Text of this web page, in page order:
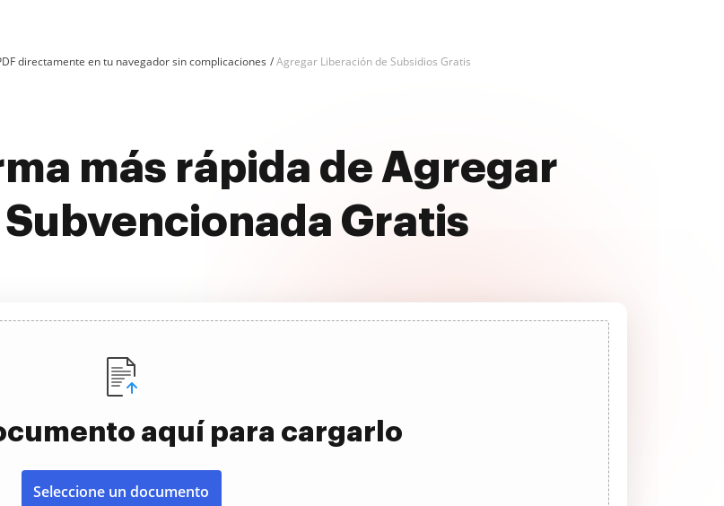
directamente en tu navegador sin complicaciones Agregar Liberación de Subsidios Gratis
más rápida de Agregar
Gratis
aquí para cargarlo
Seleccione un documento